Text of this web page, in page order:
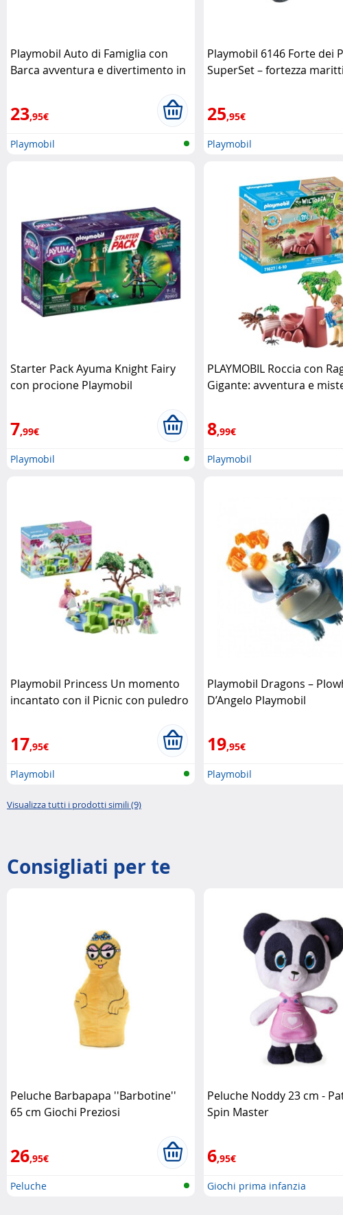
Playmobil Auto di Famiglia con
Barca avventura e divertimento in
23,95€
Playmobil
Playmobil 6146 Forte dei
SuperSet – fortezza
25,95€
Playmobil
Starter Pack Ayuma Knight Fairy
con procione Playmobil
7,99€
Playmobil
PLAYMOBIL Roccia con
Gigante: avventura e
8,99€
Playmobil
Playmobil Princess Un momento
incantato con il Picnic con puledro
17,95€
Playmobil
Playmobil Dragons –
D’Angelo Playmobil
19,95€
Playmobil
Visualizza tutti i prodotti simili (9)
Consigliati per te
Peluche Barbapapa ''Barbotine''
65 cm Giochi Preziosi
26,95€
Peluche
Peluche Noddy 23 cm -
Spin Master
6,95€
Giochi prima infanzia